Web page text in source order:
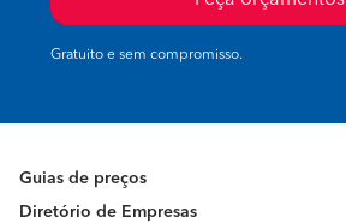
Gratuito e sem compromisso.
Guias de preços
Diretório de Empresas